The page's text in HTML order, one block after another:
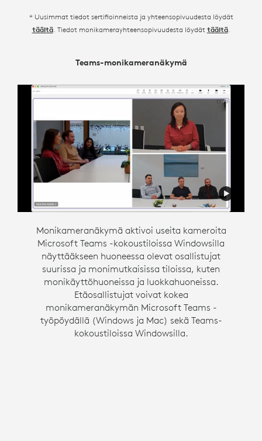
Teams-monikameranäkymä
Monikameranäkymä aktivoi useita kameroita
Microsoft Teams -kokoustiloissa Windowsilla
näyttääkseen huoneessa olevat osallistujat
suurissa ja monimutkaisissa tiloissa, kuten
monikäyttöhuoneissa ja luokkahuoneissa.
Etäosallistujat voivat kokea
monikameranäkymän Microsoft Teams -
työpöydällä (Windows ja Mac) sekä Teams-
kokoustiloissa Windowsilla.
Zoom Intelligent Director
Intelligent Director on suunniteltu tukemaan
joustavaa viestintää luomalla osallistavan
hybridi-kokousympäristön. Tämä Zoom Rooms -
ominaisuus Windowsilla antaa huoneessa
oleville ihmisille oman tilan gallerianäkymässä,
jotta heillä on sama mahdollisuus tulla nähdyksi
ja kuulluksi kuin muilla kokouksessa.
* Uusimmat tiedot sertifioinneista ja yhteensopivuudesta löydät
täältä. Tiedot monikamerayhteensopivuudesta löydät täältä.